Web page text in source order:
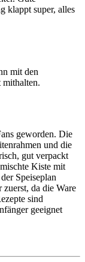
klappt super, alles
mit den
mithalten.
geworden. Die
und die
gut verpackt
Kiste mit
Speiseplan
da die Ware
sind
geeignet